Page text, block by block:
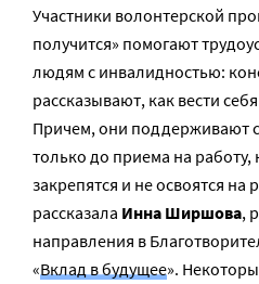
Участники волонтерской
получится» помогают
людям с инвалидностью:
рассказывают, как вести
Причем, они поддерживают
только до приема на работу,
закрепятся и не освоятся на
рассказала Инна Ширшова,
направления в
«Вклад в будущее».